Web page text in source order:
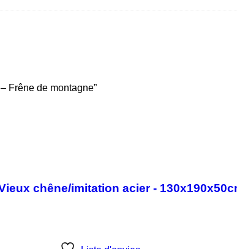
Frêne de montagne”
chêne/imitation acier -